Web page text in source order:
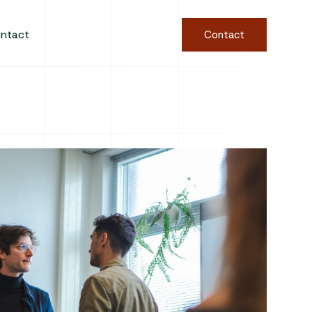
Contact